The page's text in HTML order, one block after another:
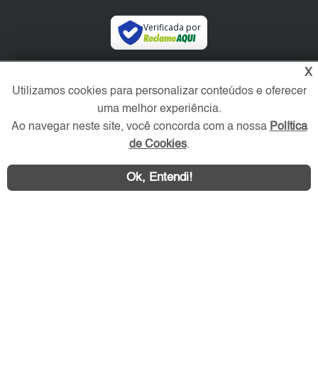
Verificada por
X
Utilizamos cookies para personalizar conteúdos e oferecer
uma melhor experiência.
Ao navegar neste site, você concorda com a nossa Política
de Cookies.
Ok, Entendi!